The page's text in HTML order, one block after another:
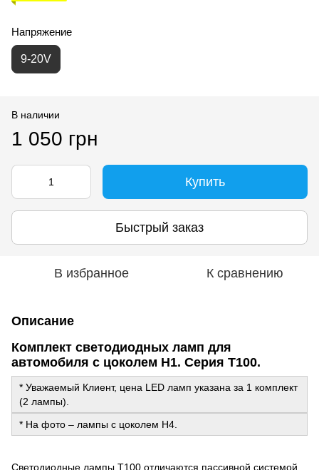
Напряжение
9-20V
В наличии
1 050 грн
Купить
Быстрый заказ
В избранное К сравнению
Описание
Комплект светодиодных ламп для
автомобиля с цоколем Н1. Серия T100.
* Уважаемый Клиент, цена LED ламп указана за 1 комплект
(2 лампы).
* На фото – лампы с цоколем Н4.
Светодиодные лампы T100 отличаются пассивной системой